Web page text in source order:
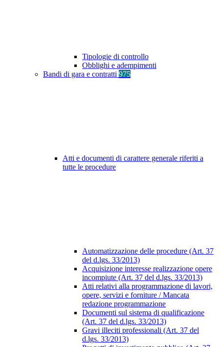
Tipologie di controllo
Obblighi e adempimenti
Bandi di gara e contratti 975
Atti e documenti di carattere generale riferiti a
tutte le procedure
Automatizzazione delle procedure (Art. 37
del d.lgs. 33/2013)
Acquisizione interesse realizzazione opere
incompiute (Art. 37 del d.lgs. 33/2013)
Atti relativi alla programmazione di lavori,
opere, servizi e forniture / Mancata
redazione programmazione
Documenti sul sistema di qualificazione
(Art. 37 del d.lgs. 33/2013)
Gravi illeciti professionali (Art. 37 del
d.lgs. 33/2013)